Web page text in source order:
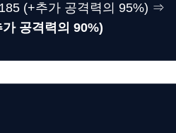
(+추가 공격력의 95%) ⇒
공격력의 90%)